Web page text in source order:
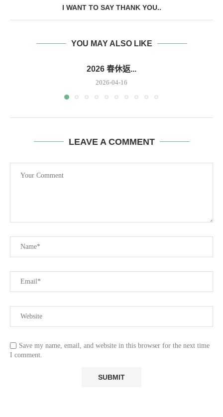
I WANT TO SAY THANK YOU..
YOU MAY ALSO LIKE
2026 春休返...
2026-04-16
LEAVE A COMMENT
Save my name, email, and website in this browser for the next time
I comment.